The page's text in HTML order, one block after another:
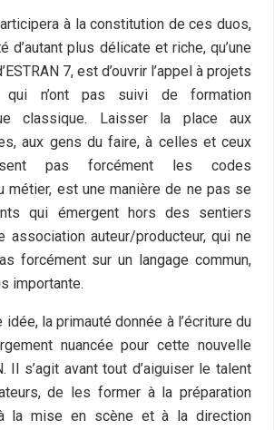
à la constitution de ces duos,
d’autant plus délicate et riche, qu’une
7, est d’ouvrir l’appel à projets
n’ont pas suivi de formation
classique. Laisser la place aux
aux gens du faire, à celles et ceux
pas forcément les codes
métier, est une manière de ne pas se
qui émergent hors des sentiers
association auteur/producteur, qui ne
forcément sur un langage commun,
importante.
idée, la primauté donnée à l’écriture du
nuancée pour cette nouvelle
Il s’agit avant tout d’aiguiser le talent
de les former à la préparation
la mise en scène et à la direction